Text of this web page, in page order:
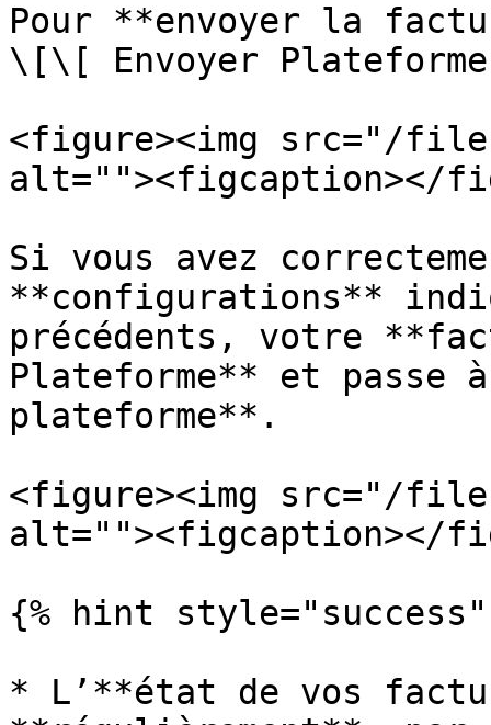
Pour **envoyer la
\[\[ Envoyer
<figure><img src="/files/
alt=""><figcaption></
Si vous avez
**configurations**
précédents, votre
Plateforme** et passe
plateforme**.
<figure><img src="/files/
alt=""><figcaption></
{% hint style="success"
* L’**état de vos